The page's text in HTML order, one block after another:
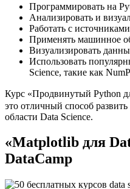
Программировать на
Анализировать и
Работать с
Применять машинное
Визуализировать
Использовать
Science, такие как
Курс «Продвинутый Python
это отличный способ
области Data Science.
«Matplotlib для
DataCamp